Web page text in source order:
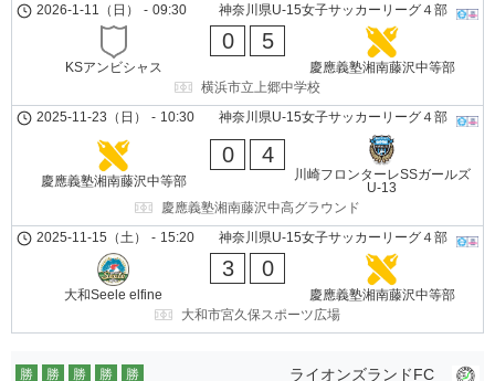
神奈川県U-15女子サッカーリーグ４部
2026-1-11（日） - 09:30
KSアンビシャス
0 5
慶應義塾湘南藤沢中等部
横浜市立上郷中学校
神奈川県U-15女子サッカーリーグ４部
2025-11-23（日） - 10:30
慶應義塾湘南藤沢中等部
0 4
川崎フロンターレSSガールズ
U-13
慶應義塾湘南藤沢中高グラウンド
神奈川県U-15女子サッカーリーグ４部
2025-11-15（土） - 15:20
大和Seele elfine
3 0
慶應義塾湘南藤沢中等部
大和市宮久保スポーツ広場
ライオンズランドFC
勝 勝 勝 勝 勝